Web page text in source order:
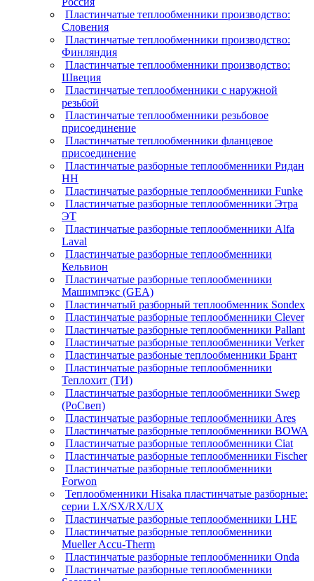
Пластинчатые теплообменники производство:
Словения
Пластинчатые теплообменники производство:
Финляндия
Пластинчатые теплообменники производство:
Швеция
Пластинчатые теплообменники с наружной
резьбой
Пластинчатые теплообменники резьбовое
присоединение
Пластинчатые теплообменники фланцевое
присоединение
Пластинчатые разборные теплообменники Ридан
НН
Пластинчатые разборные теплообменники Funke
Пластинчатые разборные теплообменники Этра
ЭТ
Пластинчатые разборные теплообменники Alfa
Laval
Пластинчатые разборные теплообменники
Кельвион
Пластинчатые разборные теплообменники
Машимпэкс (GEA)
Пластинчатый разборный теплообменник Sondex
Пластинчатые разборные теплообменники Clever
Пластинчатые разборные теплообменники Pallant
Пластинчатые разборные теплообменники Verker
Пластинчатые разбоные теплообменники Брант
Пластинчатые разборные теплообменники
Теплохит (ТИ)
Пластинчатые разборные теплообменники Swep
(РоСвеп)
Пластинчатые разборные теплообменники Ares
Пластинчатые разборные теплообменники BOWA
Пластинчатые разборные теплообменники Ciat
Пластинчатые разборные теплообменники Fischer
Пластинчатые разборные теплообменники
Forwon
Теплообменники Hisaka пластинчатые разборные:
серии LX/SX/RX/UX
Пластинчатые разборные теплообменники LHE
Пластинчатые разборные теплообменники
Mueller Accu-Therm
Пластинчатые разборные теплообменники Onda
Пластинчатые разборные теплообменники